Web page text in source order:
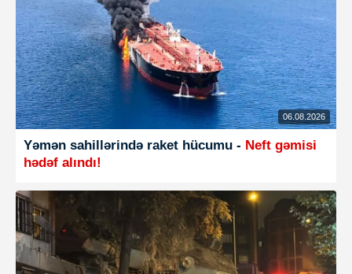
06.08.2026
Yəmən sahillərində raket hücumu - Neft gəmisi
hədəf alındı!